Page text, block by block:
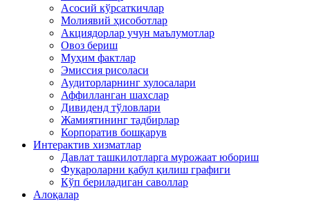
Асосий кўрсаткичлар
Молиявий ҳисоботлар
Акциядорлар учун маълумотлар
Овоз бериш
Муҳим фактлар
Эмиссия рисоласи
Аудиторларнинг хулосалари
Аффилланган шахслар
Дивиденд тўловлари
Жамиятининг тадбирлар
Корпоратив бошқарув
Интерактив хизматлар
Давлат ташкилотларга мурожаат юбориш
Фуқароларни қабул қилиш графиги
Кўп бериладиган саволлар
Алоқалар